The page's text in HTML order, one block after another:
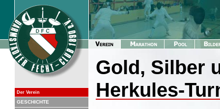
Der Verein
GESCHICHTE
Gold, Silber
Herkules-